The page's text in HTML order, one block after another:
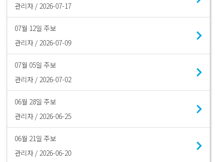
관리자 / 2026-07-17
07월 12일 주보
관리자 / 2026-07-09
07월 05일 주보
관리자 / 2026-07-02
06월 28일 주보
관리자 / 2026-06-25
06월 21일 주보
관리자 / 2026-06-20